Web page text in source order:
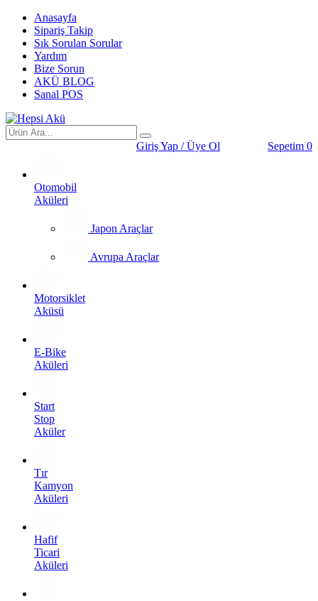
Anasayfa
Sipariş Takip
Sık Sorulan Sorular
Yardım
Bize Sorun
AKÜ BLOG
Sanal POS
Giriş Yap / Üye Ol Sepetim 0
Otomobil
Aküleri
Japon Araçlar
Avrupa Araçlar
Motorsiklet
Aküsü
E-Bike
Aküleri
Start
Stop
Aküler
Tır
Kamyon
Aküleri
Hafif
Ticari
Aküleri